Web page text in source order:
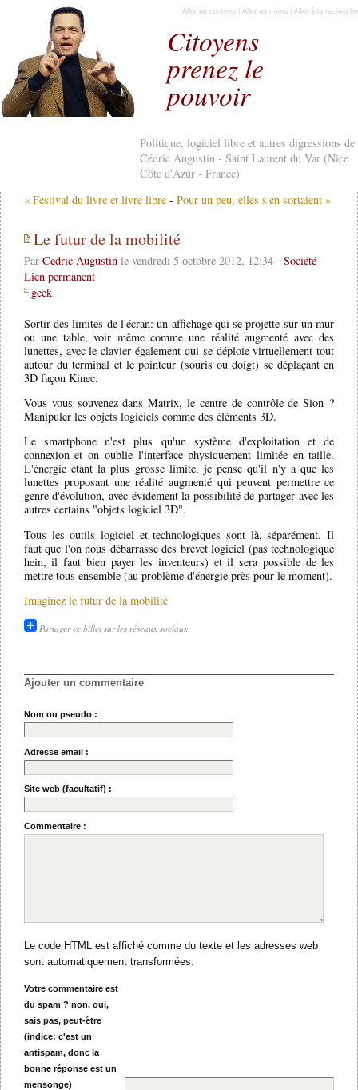
Citoyens
prenez le
pouvoir
Politique, logiciel libre et autres digressions de
Cédric Augustin - Saint Laurent du Var (Nice
Côte d'Azur - France)
Aller au contenu Aller au menu Aller à la recherche
« Festival du livre et livre libre - Pour un peu, elles s'en sortaient »
Le futur de la mobilité
Par Cedric Augustinle vendredi 5 octobre 2012, 12:34 - Société-
Lien permanent
geek
Sortir des limites de l'écran: un affichage qui se projette sur un mur
ou une table, voir même comme une réalité augmenté avec des
lunettes, avec le clavier également qui se déploie virtuellement tout
autour du terminal et le pointeur (souris ou doigt) se déplaçant en
3D façon Kinec.
Vous vous souvenez dans Matrix, le centre de contrôle de Sion ?
Manipuler les objets logiciels comme des éléments 3D.
Le smartphone n'est plus qu'un système d'exploitation et de
connexion et on oublie l'interface physiquement limitée en taille.
L'énergie étant la plus grosse limite, je pense qu'il n'y a que les
lunettes proposant une réalité augmenté qui peuvent permettre ce
genre d'évolution, avec évidement la possibilité de partager avec les
autres certains "objets logiciel 3D".
Tous les outils logiciel et technologiques sont là, séparément. Il
faut que l'on nous débarrasse des brevet logiciel (pas technologique
hein, il faut bien payer les inventeurs) et il sera possible de les
mettre tous ensemble (au problème d'énergie près pour le moment).
Imaginez le futur de la mobilité
Partager ce billet sur les réseaux sociaux
Ajouter un commentaire
Nom ou pseudo :
Adresse email :
Site web (facultatif) :
Commentaire :
Le code HTML est affiché comme du texte et les adresses web
sont automatiquement transformées.
Votre commentaire est
du spam ? non, oui,
sais pas, peut-être
(indice: c'est un
antispam, donc la
bonne réponse est un
mensonge)